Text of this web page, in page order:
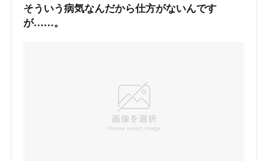
そういう病気なんだから仕方がないんです
が……。